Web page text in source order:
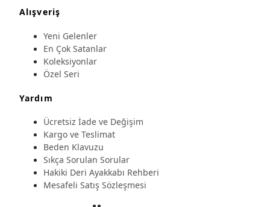
Alışveriş
Yeni Gelenler
En Çok Satanlar
Koleksiyonlar
Özel Seri
Yardım
Ücretsiz İade ve Değişim
Kargo ve Teslimat
Beden Klavuzu
Sıkça Sorulan Sorular
Hakiki Deri Ayakkabı Rehberi
Mesafeli Satış Sözleşmesi